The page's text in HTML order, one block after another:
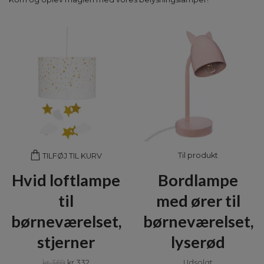
TILFØJ TIL KURV
Hvid loftlampe
til
børneværelset,
stjerner
Til produkt
Bordlampe
med ører til
børneværelset,
lyserød